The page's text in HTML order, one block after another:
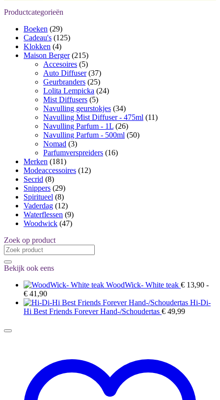
Productcategorieën
Boeken (29)
Cadeau's (125)
Klokken (4)
Maison Berger (215)
Accesoires (5)
Auto Diffuser (37)
Geurbranders (25)
Lolita Lempicka (24)
Mist Diffusers (5)
Navulling geurstokjes (34)
Navulling Mist Diffuser - 475ml (11)
Navulling Parfum - 1L (26)
Navulling Parfum - 500ml (50)
Nomad (3)
Parfumverspreiders (16)
Merken (181)
Modeaccessoires (12)
Secrid (8)
Snippers (29)
Spiritueel (8)
Vaderdag (12)
Waterflessen (9)
Woodwick (47)
Zoek op product
Zoeken
naar:
Bekijk ook eens
WoodWick- White teak € 13,90 -
€ 41,90Prijsklasse:
€ 13,90
tot
Hi-Di-
Hi Best Friends Forever Hand-/Schoudertas € 49,99